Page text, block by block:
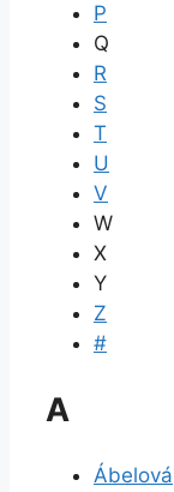
P
Q
R
S
T
U
V
W
X
Y
Z
#
A
Ábelová